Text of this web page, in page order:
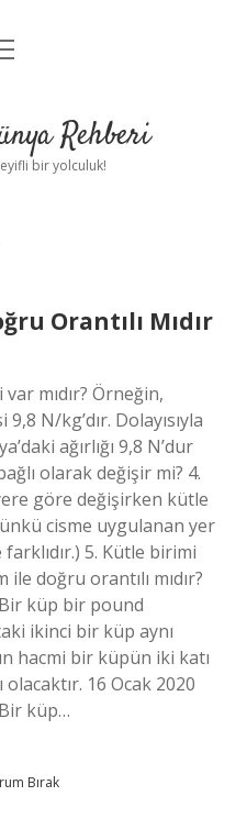
Rehberi
bir yolculuk!
Orantılı Mıdır
mıdır? Örneğin,
N/kg’dır. Dolayısıyla
ağırlığı 9,8 N’dur
olarak değişir mi? 4.
göre değişirken kütle
cisme uygulanan yer
5. Kütle birimi
ile doğru orantılı mıdır?
Bir küp bir pound
ikinci bir küp aynı
hacmi bir küpün iki katı
olacaktır. 16 Ocak 2020
Bir küp…
Bırak